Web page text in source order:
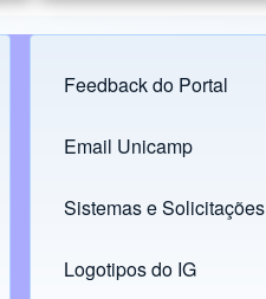
Footer menu
Feedback do Portal
Links
Email Unicamp
(opens in new tab)
Sistemas e Solicitações
(opens in new tab)
Logotipos do IG
(opens in new tab)